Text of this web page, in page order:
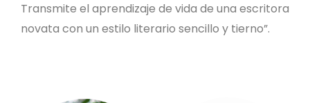
Transmite el aprendizaje de vida de una escritora
novata con un estilo literario sencillo y tierno”.